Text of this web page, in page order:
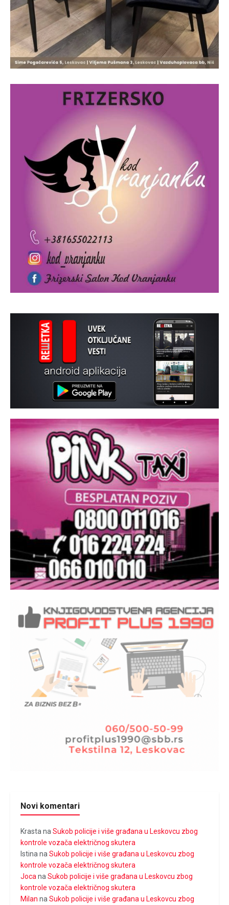
Novi komentari
Krasta na Sukob policije i više građana u Leskovcu zbog
kontrole vozača električnog skutera
Istina na Sukob policije i više građana u Leskovcu zbog
kontrole vozača električnog skutera
Joca na Sukob policije i više građana u Leskovcu zbog
kontrole vozača električnog skutera
Milan na Sukob policije i više građana u Leskovcu zbog